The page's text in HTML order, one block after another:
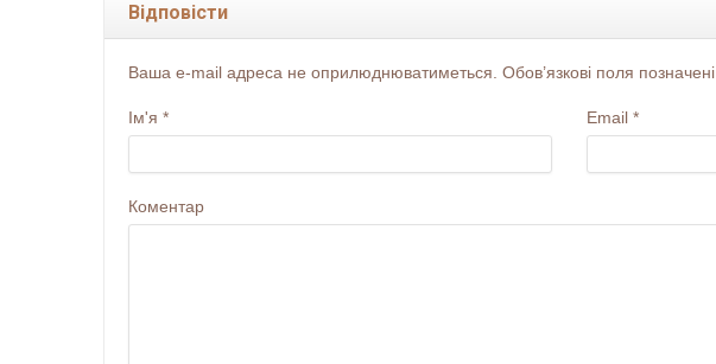
Відповісти
Ваша e-mail адреса не оприлюднюватиметься. Обов’язкові поля позначені
Ім'я * Email *
Коментар